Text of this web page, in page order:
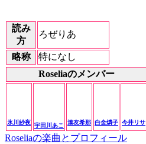
読み
方
ろぜりあ
略称
特になし
Roseliaのメンバー
氷川紗夜 宇田川あこ 湊友希那 白金燐子 今井リサ
Roseliaの楽曲とプロフィール